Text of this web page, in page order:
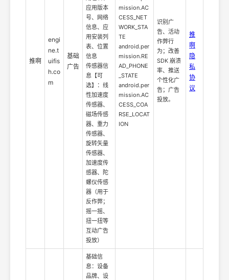
推啊
engi
ne.t
uifis
h.co
m
基础
广告
应用版本
号、网络
信息、应
用安装列
表、位置
信息
传感器信
息【可
选】：线
性加速度
传感器、
磁场传感
器、重力
传感器、
旋转矢量
传感器、
加速度传
感器、陀
螺仪传感
器（用于
反作弊；
摇一摇、
扭一扭等
互动广告
投放）
mission.AC
CESS_NET
WORK_STA
TE
android.per
mission.RE
AD_PHONE
_STATE
android.per
mission.AC
CESS_COA
RSE_LOCAT
ION
识别广
告、活动
作弊行
为；改善
SDK 崩溃
率、推送
个性化广
告；广告
投放。
推
啊
隐
私
协
议
基础信
息：设备
品牌、设